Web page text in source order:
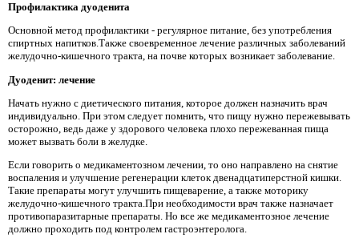
Профилактика дуоденита
Основной метод профилактики - регулярное питание, без употребления
спиртных напитков.Также своевременное лечение различных заболеваний
желудочно-кишечного тракта, на почве которых возникает заболевание.
Дуоденит: лечение
Начать нужно с диетического питания, которое должен назначить врач
индивидуально. При этом следует помнить, что пищу нужно пережевывать
осторожно, ведь даже у здорового человека плохо пережеванная пища
может вызвать боли в желудке.
Если говорить о медикаментозном лечении, то оно направлено на снятие
воспаления и улучшение регенерации клеток двенадцатиперстной кишки.
Такие препараты могут улучшить пищеварение, а также моторику
желудочно-кишечного тракта.При необходимости врач также назначает
противопаразитарные препараты. Но все же медикаментозное лечение
должно проходить под контролем гастроэнтеролога.